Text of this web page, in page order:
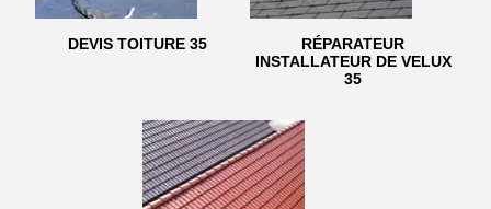
DEVIS TOITURE 35
RÉPARATEUR
INSTALLATEUR DE VELUX
35